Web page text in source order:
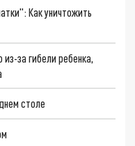
Как уничтожить
за гибели ребенка,
столе